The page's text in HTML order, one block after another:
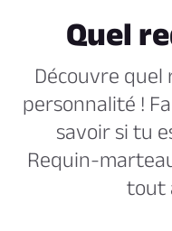
Quel
Découvre
personnalité !
savoir si tu
Requin-
tout